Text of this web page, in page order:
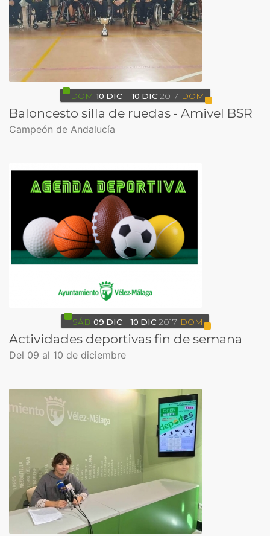
DOM 10 DIC 10 DIC 2017 DOM
Baloncesto silla de ruedas - Amivel BSR
Campeón de Andalucía
SÁB 09 DIC 10 DIC 2017 DOM
Actividades deportivas fin de semana
Del 09 al 10 de diciembre